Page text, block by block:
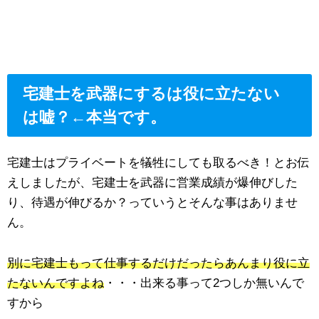
宅建士を武器にするは役に立たない
は嘘？←本当です。
宅建士はプライベートを犠牲にしても取るべき！とお伝
えしましたが、宅建士を武器に営業成績が爆伸びした
り、待遇が伸びるか？っていうとそんな事はありませ
ん。
別に宅建士もって仕事するだけだったらあんまり役に立
たないんですよね ・・・出来る事って2つしか無いんで
すから